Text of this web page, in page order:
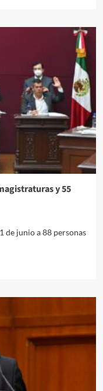
y 55
de junio a 88 personas